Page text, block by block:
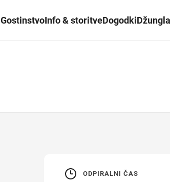
GostinstvoInfo & storitveDogodkiDžungla
SREDA
petek
ODPIRALNI ČAS